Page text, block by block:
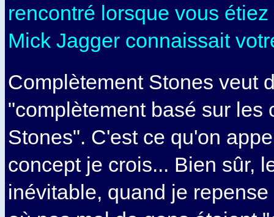
rencontré lorsque vous
Mick Jagger connaissait
Complètement Stones veut
"complètement basé sur les
Stones". C'est ce qu'on
concept je crois... Bien sûr,
inévitable, quand je